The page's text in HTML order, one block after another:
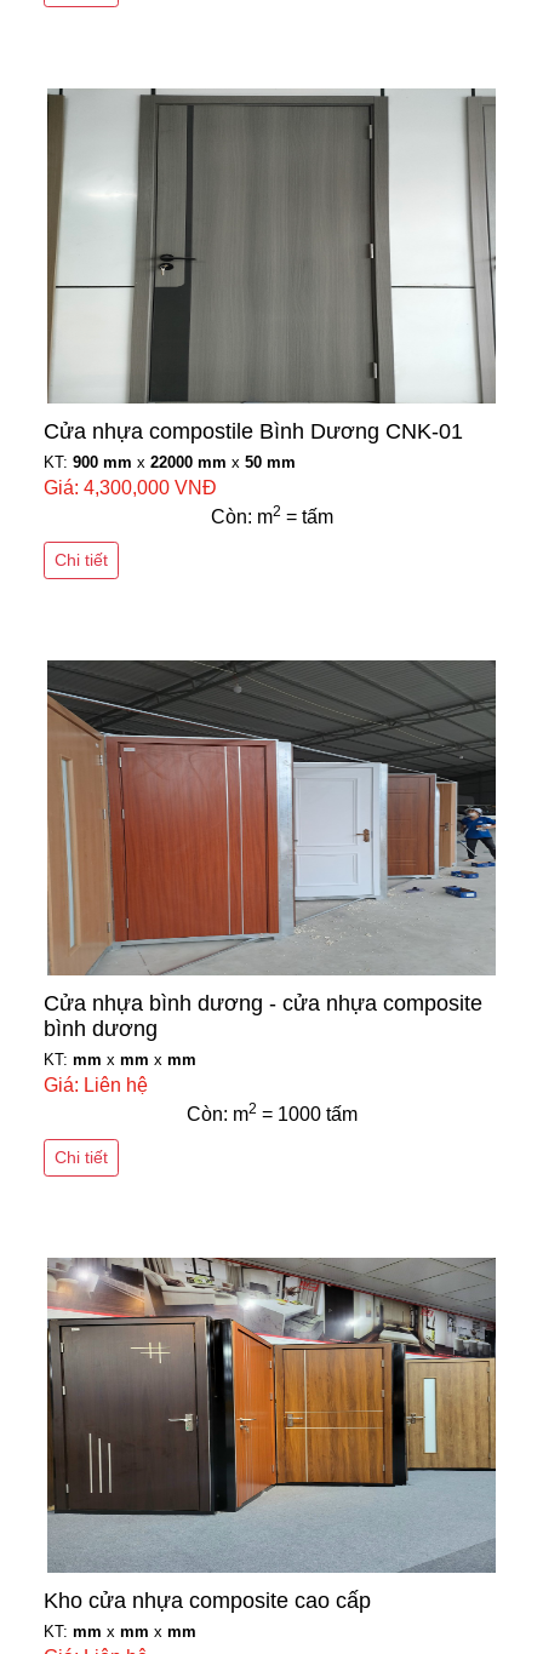
Cửa nhựa compostile Bình Dương CNK-01
KT: 900 mm x 22000 mm x 50 mm
Giá: 4,300,000 VNĐ
Còn: m2 = tấm
Chi tiết
Cửa nhựa bình dương - cửa nhựa composite
bình dương
KT: mm x mm x mm
Giá: Liên hệ
Còn: m2 = 1000 tấm
Chi tiết
Kho cửa nhựa composite cao cấp
KT: mm x mm x mm